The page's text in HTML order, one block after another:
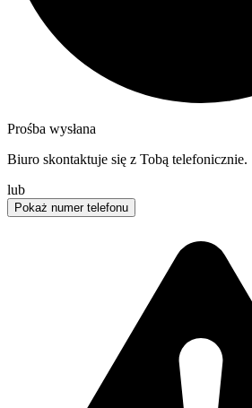
Prośba wysłana
Biuro skontaktuje się z Tobą telefonicznie.
lub
Pokaż numer telefonu